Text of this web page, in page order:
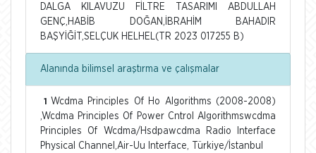
DALGA KILAVUZU FİLTRE TASARIMI ABDULLAH
GENÇ,HABİB DOĞAN,İBRAHİM BAHADIR
BAŞYİĞİT,SELÇUK HELHEL(TR 2023 017255 B)
Alanında bilimsel araştırma ve çalışmalar
1
Wcdma Principles Of Ho Algorithms (2008-2008)
,Wcdma Principles Of Power Cntrol Algorithmswcdma
Principles Of Wcdma/Hsdpawcdma Radio Interface
Physical Channel,Air-Uu Interface, Türkiye/İstanbul